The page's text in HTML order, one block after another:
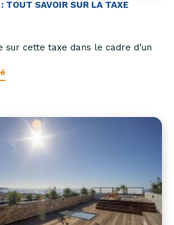
TOUT SAVOIR SUR LA TAXE
sur cette taxe dans le cadre d’un